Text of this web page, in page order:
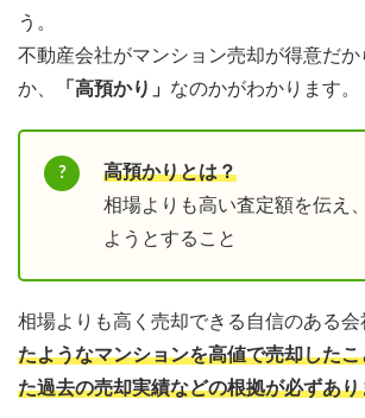
う。
不動産会社がマンション売却が得意だ
か、
「高預かり」 なのかがわかります。
高預かりとは？
相場よりも高い査定額を伝え
ようとすること
相場よりも高く売却できる自信のある会
たようなマンションを高値で売却した
た過去の売却実績などの根拠が必ずあり